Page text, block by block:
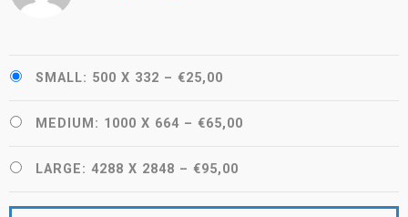
SMALL: 500 X 332 – €25,00
MEDIUM: 1000 X 664 – €65,00
LARGE: 4288 X 2848 – €95,00